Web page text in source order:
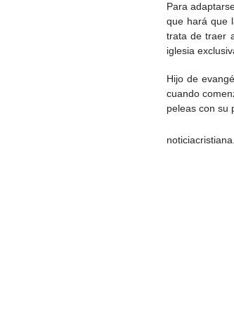
Para
que hará que
trata de traer
iglesia
Hijo de
cuando
peleas con su